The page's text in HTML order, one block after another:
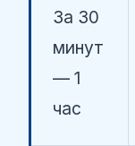
За 30
минут
— 1
час